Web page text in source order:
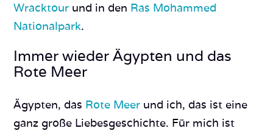
Wracktour und in den Ras Mohammed
Nationalpark.
Immer wieder Ägypten und das
Rote Meer
Ägypten, das Rote Meer und ich, das ist eine
ganz große Liebesgeschichte. Für mich ist